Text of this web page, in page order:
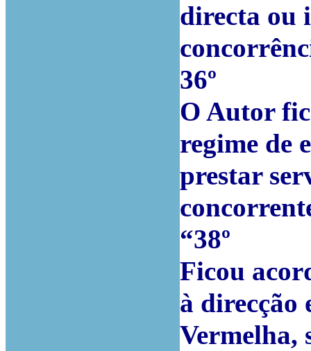
directa ou
36º
O Autor
regime de
prestar
“38º
Ficou
à direcção
Vermelha,